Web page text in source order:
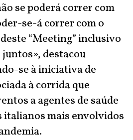
se poderá correr com
se-á correr com o
“Meeting” inclusivo
destacou
se à iniciativa de
à corrida que
a agentes de saúde
italianos mais envolvidos